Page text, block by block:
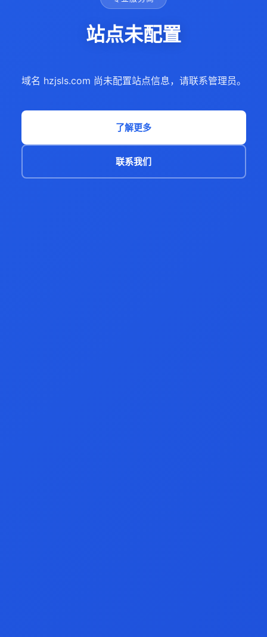
站点未配置
域名 hzjsls.com 尚未配置站点信息，请联系管理员。
了解更多
联系我们